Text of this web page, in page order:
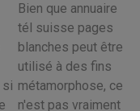
si
Bien que annuaire
tél suisse pages
blanches peut être
utilisé à des fins
métamorphose, ce
n'est pas vraiment